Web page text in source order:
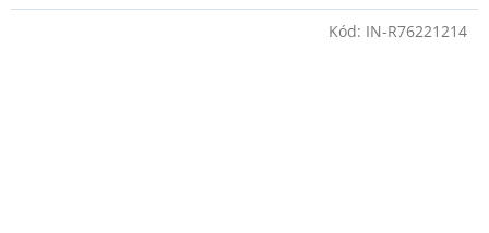
Kód: IN-R76221214